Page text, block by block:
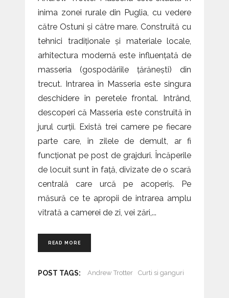
inima zonei rurale din Puglia, cu vedere
către Ostuni și către mare. Construită cu
tehnici tradiționale și materiale locale,
arhitectura modernă este influențată de
masseria (gospodăriile țărănești) din
trecut. Intrarea în Masseria este singura
deschidere în peretele frontal. Intrând,
descoperi că Masseria este construită în
jurul curții. Există trei camere pe fiecare
parte care, în zilele de demult, ar fi
funcționat pe post de grajduri. Încăperile
de locuit sunt în față, divizate de o scară
centrală care urcă pe acoperiș. Pe
măsură ce te apropii de intrarea amplu
vitrată a camerei de zi, vei zări,
READ MORE
POST TAGS: Andrew Trotter Curti si ganguri